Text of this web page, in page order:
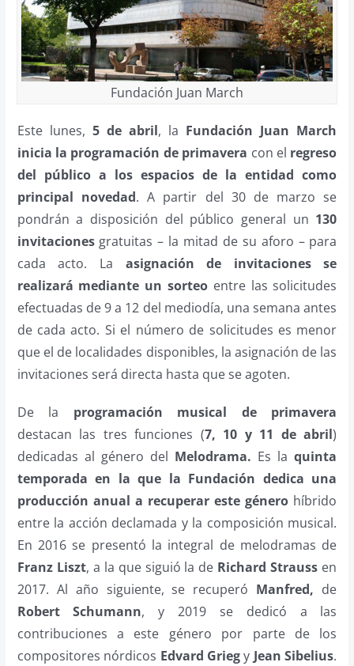
Fundación Juan March
Este lunes, 5 de abril, la Fundación Juan March
inicia la programación de primavera con el regreso
del público a los espacios de la entidad como
principal novedad. A partir del 30 de marzo se
pondrán a disposición del público general un 130
invitacionesgratuitas – la mitad de su aforo – para
cada acto. La asignación de invitaciones se
realizará mediante un sorteo entre las solicitudes
efectuadas de 9 a 12 del mediodía, una semana antes
de cada acto. Si el número de solicitudes es menor
que el de localidades disponibles, la asignación de las
invitaciones será directa hasta que se agoten.
De la programación musical de primavera
destacan las tres funciones (7, 10 y 11 de abril)
dedicadas al género del Melodrama. Es laquinta
temporada en la que la Fundación dedica una
producción anual a recuperar este género híbrido
entre la acción declamada y la composición musical.
En 2016 se presentó la integral de melodramas de
Franz Liszt, a la que siguió la de Richard Strauss en
2017. Al año siguiente, se recuperó Manfred, de
Robert Schumann, y 2019 se dedicó a las
contribuciones a este género por parte de los
compositores nórdicos Edvard Griegy Jean Sibelius.